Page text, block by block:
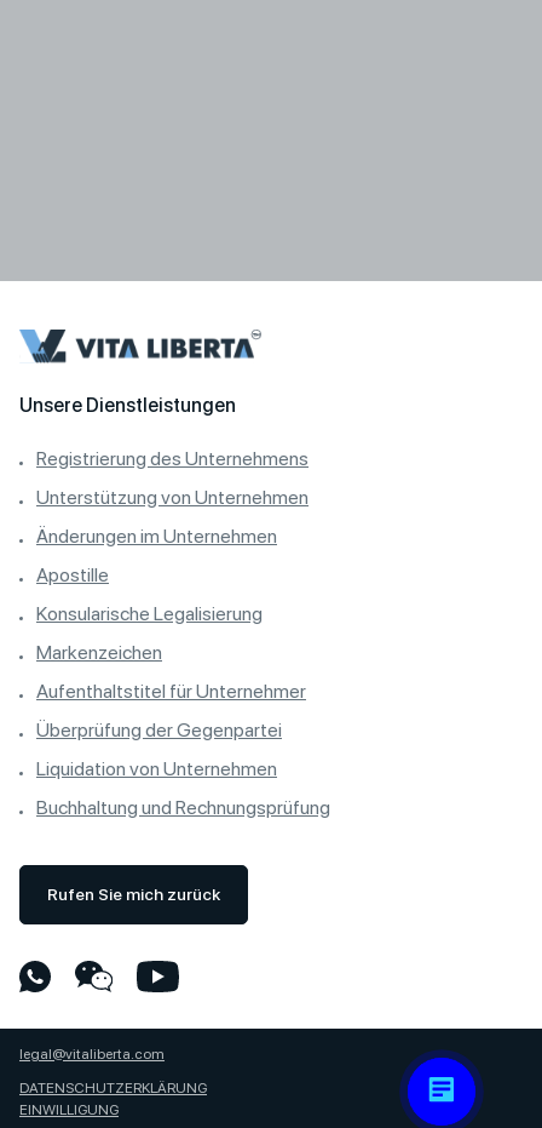
Unsere Dienstleistungen
Registrierung des Unternehmens
Unterstützung von Unternehmen
Änderungen im Unternehmen
Apostille
Konsularische Legalisierung
Markenzeichen
Aufenthaltstitel für Unternehmer
Überprüfung der Gegenpartei
Liquidation von Unternehmen
Buchhaltung und Rechnungsprüfung
Rufen Sie mich zurück
legal@vitaliberta.com
DATENSCHUTZERKLÄRUNG
EINWILLIGUNG